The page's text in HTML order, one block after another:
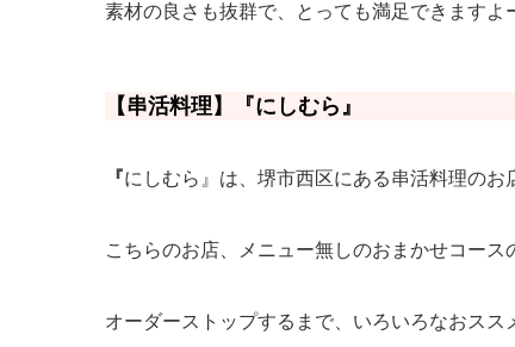
素材の良さも抜群で、とっても満足できますよ
【串活料理】『にしむら』
『 にしむら』は、堺市西区にある串活料理のお
こちらのお店、メニュー無しのおまかせコース
オーダーストップするまで、いろいろなおスス